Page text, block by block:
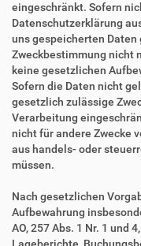
eingeschränkt. Sofern
Datenschutzerklärung
uns gespeicherten
Zweckbestimmung nicht
keine gesetzlichen
Sofern die Daten nicht
gesetzlich zulässige
Verarbeitung
nicht für andere Zwecke
aus handels- oder
müssen.
Nach gesetzlichen
Aufbewahrung
AO, 257 Abs. 1 Nr. 1 und